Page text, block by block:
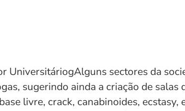
UniversitáriogAlguns sectores da
sugerindo ainda a criação de
livre, crack, canabinoides,